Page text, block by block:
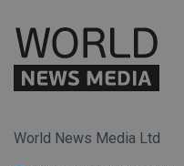
World News Media Ltd